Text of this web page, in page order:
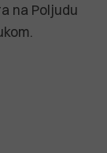
na Poljudu